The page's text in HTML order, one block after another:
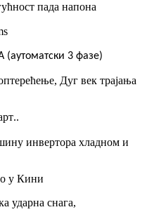
пада напона
(аутоматски 3 фазе)
Дуг век трајања
..
инвертора хладном и
у Кини
ударна снага,